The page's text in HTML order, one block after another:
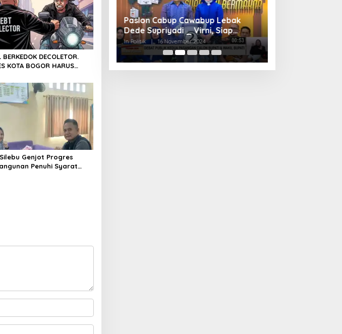
BERKEDOK DECOLETOR.
KOTA BOGOR HARUS
Silebu Genjot Progres
Penuhi Syarat
DPP PPP, Subadri Tolak
Banten dan Siap Gugat
Hukum
| 31 January 2026
Paslon Cabup Cawabup Lebak
Dede Supriyadi _ Virni, Siap
Realisasikan Program
In Politik 16 November 2024